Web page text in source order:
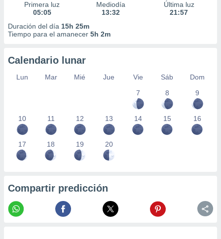
Primera luz
05:05
Mediodía
13:32
Última luz
21:57
Duración del día 15h 25m
Tiempo para el amanecer 5h 2m
Calendario lunar
Lun Mar Mié Jue Vie Sáb
Dom
7
8 9
10 11 12 13 14 15 16
17 18 19 20
Compartir predicción